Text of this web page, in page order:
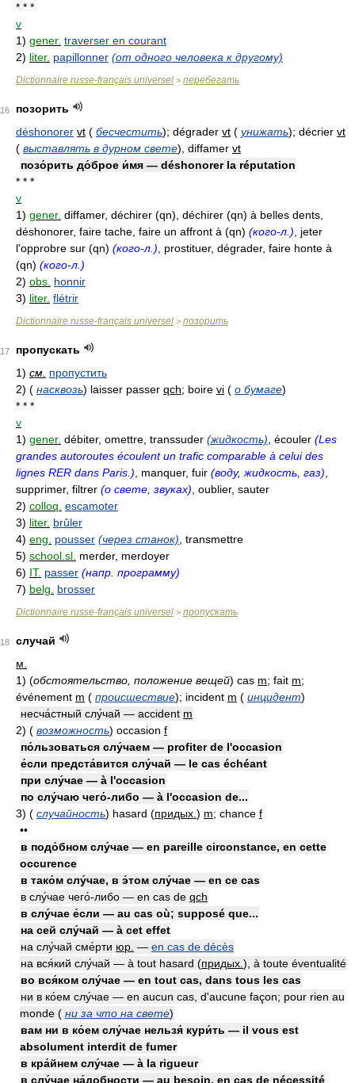
* * *
v
1) gener. traverser en courant
2) liter. papillonner (от одного человека к другому)
Dictionnaire russe-français universel > перебегать
позорить
déshonorer vt ( бесчестить); dégrader vt ( унижать); décrier vt
( выставлять в дурном свете) , diffamer vt
позо́рить до́брое и́мя — déshonorer la réputation
* * *
v
1) gener. diffamer, déchirer (qn), déchirer (qn) à belles dents,
déshonorer, faire tache, faire un affront à (qn) (кого-л.) , jeter
l'opprobre sur (qn) (кого-л.) , prostituer, dégrader, faire honte à
(qn) (кого-л.)
2) obs. honnir
3) liter. flétrir
Dictionnaire russe-français universel > позорить
пропускать
1) см. пропустить
2) ( насквозь) laisser passer qch; boire vi ( о бумаге)
* * *
v
1) gener. débiter, omettre, transsuder (жидкость) , écouler (Les
grandes autoroutes écoulent un trafic comparable à celui des
lignes RER dans Paris.) , manquer, fuir (воду, жидкость, газ)
supprimer, filtrer (о свете, звуках) , oublier, sauter
2) colloq. escamoter
3) liter. brûler
4) eng. pousser (через станок) , transmettre
5) school.sl. merder, merdoyer
6) IT. passer (напр. программу)
7) belg. brosser
Dictionnaire russe-français universel > пропускать
случай
м.
1) (обстоятельство, положение вещей) cas m; fait m;
événement m ( происшествие); incident m ( инцидент)
несча́стный слу́чай — accident m
2) ( возможность) occasion f
по́льзоваться слу́чаем — profiter de l'occasion
е́сли предста́вится слу́чай — le cas échéant
при слу́чае — à l'occasion
по слу́чаю чего́-либо — à l'occasion de...
3) ( случайность) hasard (придых. ) m; chance f
••
в подо́бном слу́чае — en pareille circonstance, en cette
occurence
в тако́м слу́чае, в э́том слу́чае — en ce cas
в слу́чае чего́-либо — en cas de qch
в слу́чае е́сли — au cas où; supposé que...
на сей слу́чай — à cet effet
на слу́чай сме́рти юр. — en cas de décès
на вся́кий слу́чай — à tout hasard (придых. ) , à toute éventualité
во вся́ком слу́чае — en tout cas, dans tous les cas
ни в ко́ем слу́чае — en aucun cas, d'aucune façon; pour rien au
monde ( ни за что на свете)
вам ни в ко́ем слу́чае нельзя́ кури́ть — il vous est
absolument interdit de fumer
в кра́йнем слу́чае — à la rigueur
в слу́чае на́добности — au besoin, en cas de nécessité